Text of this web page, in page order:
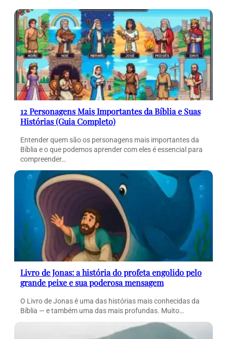
12 Personagens Mais Importantes da Bíblia e Suas
Histórias (Guia Completo)
Entender quem são os personagens mais importantes da
Bíblia e o que podemos aprender com eles é essencial para
compreender…
Livro de Jonas: a história do profeta engolido pelo
grande peixe e sua poderosa mensagem
O Livro de Jonas é uma das histórias mais conhecidas da
Bíblia — e também uma das mais profundas. Muito…